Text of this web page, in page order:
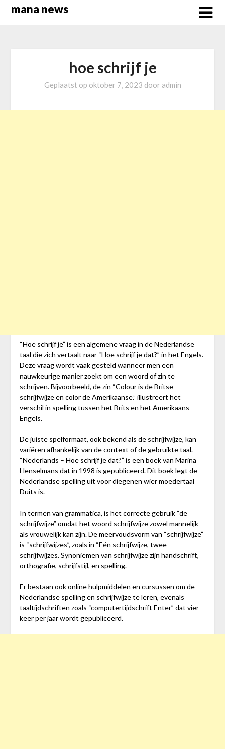
Overslaan
mana news
hoe schrijf je
Geplaatst op oktober 7, 2023 door admin
“Hoe schrijf je” is een algemene vraag in de Nederlandse
taal die zich vertaalt naar “Hoe schrijf je dat?” in het Engels.
Deze vraag wordt vaak gesteld wanneer men een
nauwkeurige manier zoekt om een woord of zin te
schrijven. Bijvoorbeeld, de zin “Colour is de Britse
schrijfwijze en color de Amerikaanse.” illustreert het
verschil in spelling tussen het Brits en het Amerikaans
Engels.
De juiste spelformaat, ook bekend als de schrijfwijze, kan
variëren afhankelijk van de context of de gebruikte taal.
“Nederlands – Hoe schrijf je dat?” is een boek van Marina
Henselmans dat in 1998 is gepubliceerd. Dit boek legt de
Nederlandse spelling uit voor diegenen wier moedertaal
Duits is.
In termen van grammatica, is het correcte gebruik “de
schrijfwijze” omdat het woord schrijfwijze zowel mannelijk
als vrouwelijk kan zijn. De meervoudsvorm van “schrijfwijze”
is “schrijfwijzes”, zoals in “Eén schrijfwijze, twee
schrijfwijzes. Synoniemen van schrijfwijze zijn handschrift,
orthografie, schrijfstijl, en spelling.
Er bestaan ook online hulpmiddelen en cursussen om de
Nederlandse spelling en schrijfwijze te leren, evenals
taaltijdschriften zoals “computertijdschrift Enter” dat vier
keer per jaar wordt gepubliceerd.